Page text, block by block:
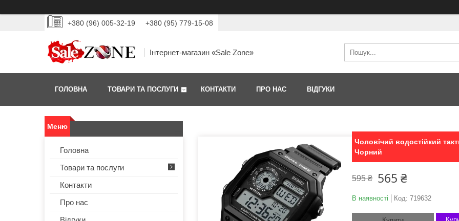
+380 (96) 005-32-19 +380 (95) 779-15-08
Інтернет-магазин «Sale Zone»
ГОЛОВНА ТОВАРИ ТА ПОСЛУГИ КОНТАКТИ ПРО НАС ВІДГУКИ
Чоловічий водостійкий
Чорний
595 ₴ 565 ₴
В наявності Код: 719632
Головна
Товари та послуги
Контакти
Про нас